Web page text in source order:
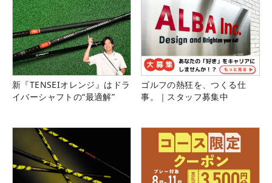
新『TENSEIオレンジ』はドラ
イバーシャフトの“最適解”
ゴルフの熱狂を、つくる仕
事。｜スタッフ募集中